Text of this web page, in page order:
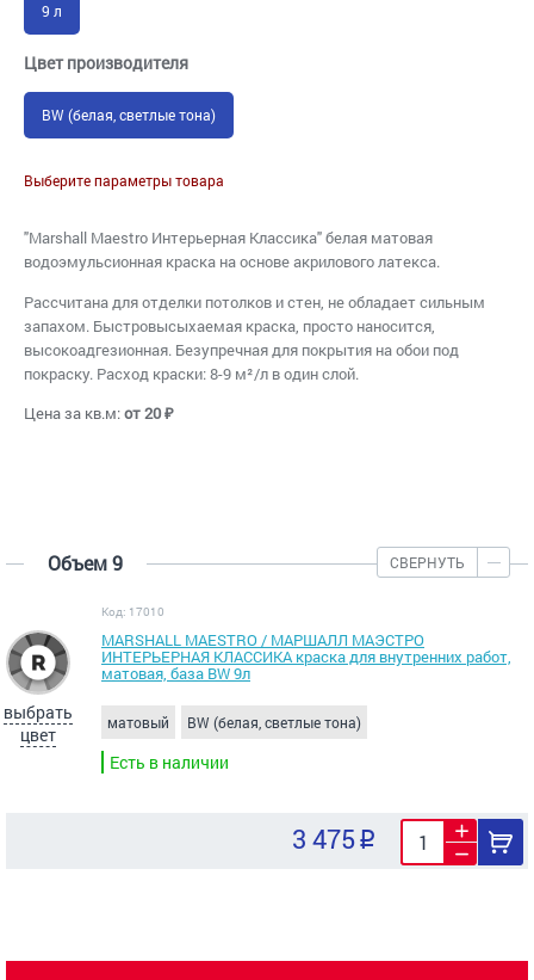
9 л
Цвет производителя
BW (белая, светлые тона)
Выберите параметры товара
"Marshall Maestro Интерьерная Классика" белая матовая
водоэмульсионная краска на основе акрилового латекса.
Рассчитана для отделки потолков и стен, не обладает сильным
запахом. Быстровысыхаемая краска, просто наносится,
высокоадгезионная. Безупречная для покрытия на обои под
покраску. Расход краски: 8-9 м²/л в один слой.
Цена за кв.м:от 20 ₽
Объем 9 СВЕРНУТЬ
выбрать
цвет
Код: 17010
MARSHALL MAESTRO / МАРШАЛЛ МАЭСТРО
ИНТЕРЬЕРНАЯ КЛАССИКА краска для внутренних работ,
матовая, база BW 9л
матовый BW (белая, светлые тона)
Есть в наличии
3 475